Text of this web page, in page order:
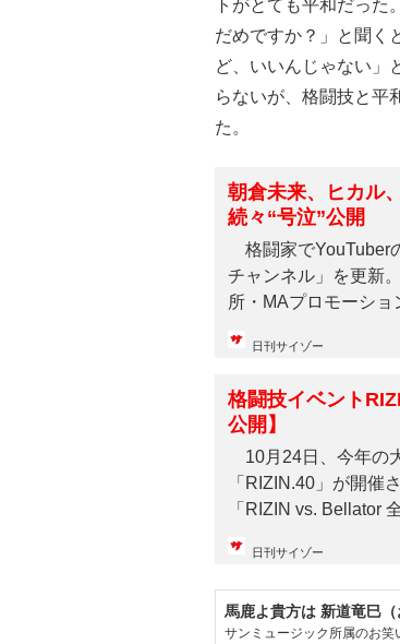
トがとても平和だっ
だめですか？」と聞く
ど、いいんじゃない」
らないが、格闘技と平
た。
朝倉未来、ヒカル
続々“号泣”公開
格闘家でYouTuber
チャンネル」を更新
所・MAプロモーショ
日刊サイゾー
格闘技イベント
公開】
10月24日、今年の
「RIZIN.40」が開催
「RIZIN vs. Bellator
日刊サイゾー
馬鹿よ貴方は 新道竜巳（
サンミュージック所属のお